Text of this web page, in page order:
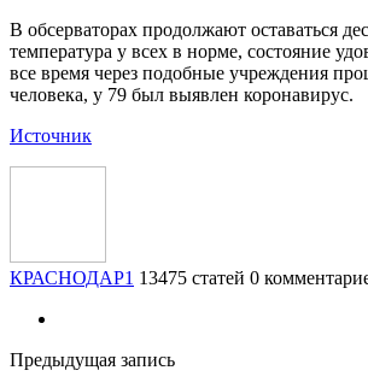
В обсерваторах продолжают оставаться
температура у всех в норме, состояние
все время через подобные учреждения
человека, у 79 был выявлен коронавирус.
Источник
КРАСНОДАР1 13475 статей 0
Предыдущая запись